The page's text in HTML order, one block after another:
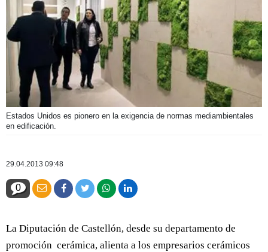
Estados Unidos es pionero en la exigencia de normas mediambientales
en edificación.
29.04.2013 09:48
0
La Diputación de Castellón, desde su departamento de
promoción cerámica, alienta a los empresarios cerámicos